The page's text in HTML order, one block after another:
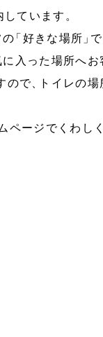
しています 。
「 好きな場所 」
入った場所へ
ので 、トイレの
ページでくわし